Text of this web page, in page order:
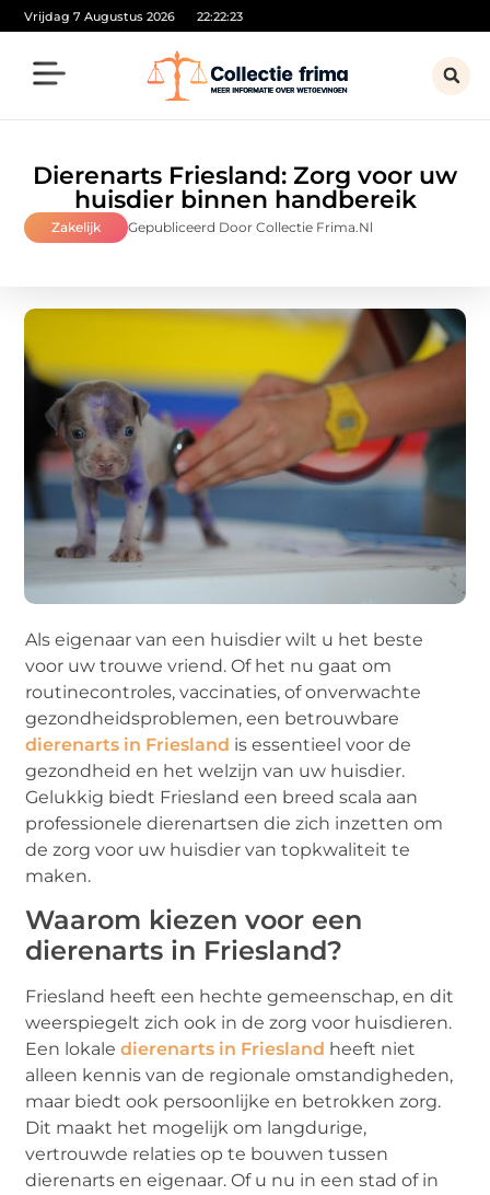
Vrijdag 7 Augustus 2026 22:22:25
Dierenarts Friesland: Zorg voor uw
huisdier binnen handbereik
Zakelijk Gepubliceerd Door Collectie Frima.nl
Als eigenaar van een huisdier wilt u het beste
voor uw trouwe vriend. Of het nu gaat om
routinecontroles, vaccinaties, of onverwachte
gezondheidsproblemen, een betrouwbare
dierenarts in Friesland is essentieel voor de
gezondheid en het welzijn van uw huisdier.
Gelukkig biedt Friesland een breed scala aan
professionele dierenartsen die zich inzetten om
de zorg voor uw huisdier van topkwaliteit te
maken.
Waarom kiezen voor een
dierenarts in Friesland?
Friesland heeft een hechte gemeenschap, en dit
weerspiegelt zich ook in de zorg voor huisdieren.
Een lokaledierenarts in Friesland heeft niet
alleen kennis van de regionale omstandigheden,
maar biedt ook persoonlijke en betrokken zorg.
Dit maakt het mogelijk om langdurige,
vertrouwde relaties op te bouwen tussen
dierenarts en eigenaar. Of u nu in een stad of in